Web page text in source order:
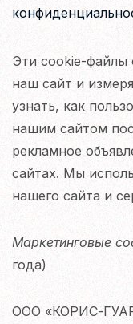
Эти cookie-файлы
наш сайт и
узнать, как
нашим сайтом
рекламное
сайтах. Мы
нашего сайта и
Маркетинговые
года)
ООО «КОРИС-